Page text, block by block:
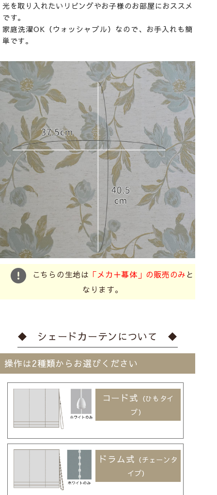
光を取り入れたいリビングやお子様のお部屋におススメ
です。
家庭洗濯OK（ウォッシャブル）なので、お手入れも簡
単です。
こちらの生地は 「メカ＋幕体」の販売のみと
なります。
◆ シェードカーテンについて ◆
操作は2種類からお選びください
コード式 （ひもタイ
プ）
ドラム式 （チェーンタ
イプ）